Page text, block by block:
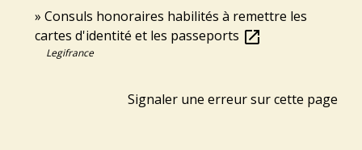
Consuls honoraires habilités à remettre les
cartes d'identité et les passeports open_in_new
Legifrance
Signaler une erreur sur cette page